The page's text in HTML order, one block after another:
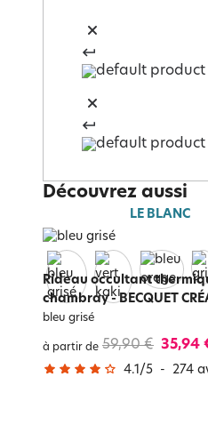
Découvrez aussi
LE BLANC
Rideau occultant
chambray - BECQUET
bleu grisé
à partir de 59,90 € 35,94
4.1 /5 - 274